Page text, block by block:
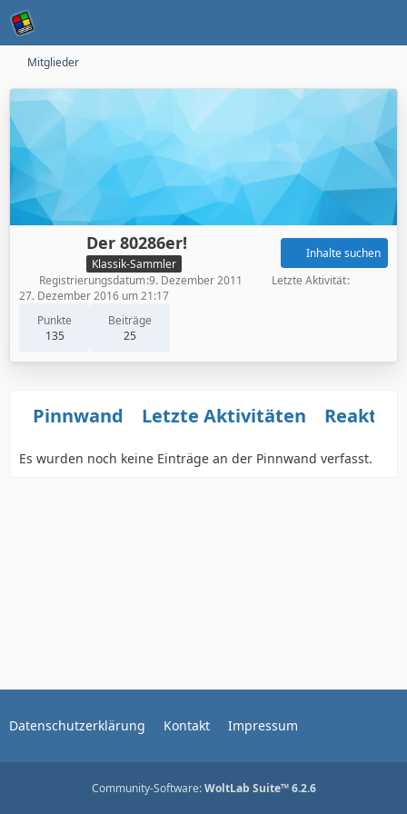
Mitglieder
Der 80286er!
Klassik-Sammler
Punkte
135
Beiträge
25
Inhalte suchen
Registrierungsdatum 9. Dezember 2011
Letzte Aktivität
27. Dezember 2016 um 21:17
Pinnwand Letzte Aktivitäten
Es wurden noch keine Einträge an der Pinnwand verfasst.
Datenschutzerklärung Kontakt Impressum
Community-Software:WoltLab Suite™ 6.2.6